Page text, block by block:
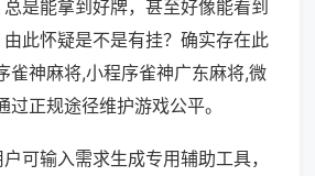
是能拿到好牌，甚至好像能看到
此怀疑是不是有挂？确实存在此
雀神麻将,小程序雀神广东麻将,微
正规途径维护游戏公平。
可输入需求生成专用辅助工具，